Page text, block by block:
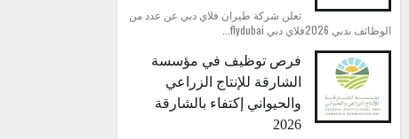
تعلن شركة طيران فلاي دبي عن عدد من
الوظائف بدبي 2026فلاي دبي flydubai...
فرص توظيف في مؤسسة
الشارقة للإنتاج الزراعي
والحيواني إكتفاء بالشارقة
2026